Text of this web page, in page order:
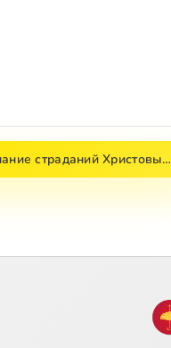
страданий Христовы…